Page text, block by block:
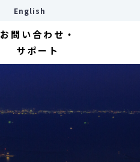
English
お問い合わせ・
サポート